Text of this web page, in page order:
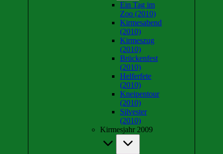
Ein Tag im
Zoo (2010)
Kirmesabend
(2010)
Kirmeszug
(2010)
Brückenfest
(2010)
Helferfete
(2010)
Kneipentour
(2010)
Silvester
(2010)
Kirmesjahr 2009